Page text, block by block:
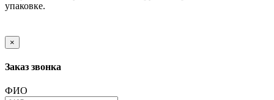
упаковке.
×
Заказ звонка
ФИО